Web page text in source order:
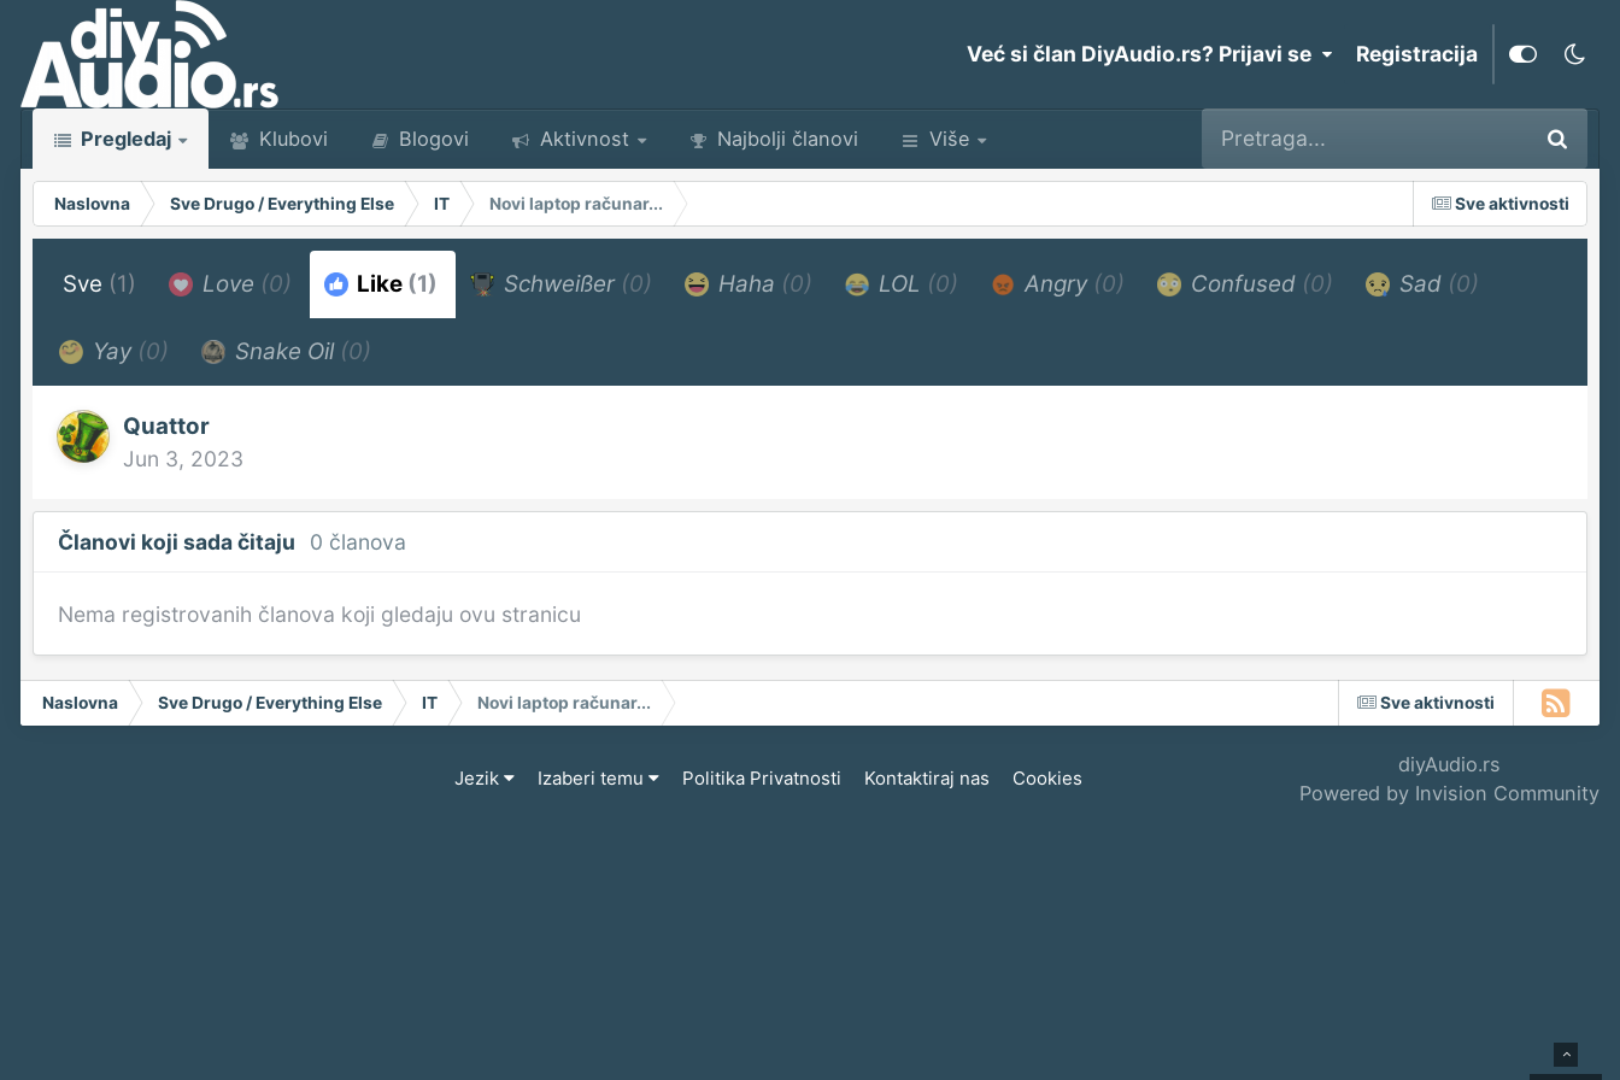
Već si član DiyAudio.rs? Prijavi se Registracija
Pregledaj Klubovi Blogovi Aktivnost Najbolji članovi Više
Sve aktivnosti
Naslovna Sve Drugo / Everything Else IT Novi laptop računar...
Sve (1) Love (0) Like (1) Schweißer (0) Haha (0) LOL (0) Angry (0) Confused (0) Sad (0)
Yay (0) Snake Oil (0)
Quattor
Jun 3, 2023
Članovi koji sada čitaju 0 članova
Nema registrovanih članova koji gledaju ovu stranicu
Sve aktivnosti
Naslovna Sve Drugo / Everything Else IT Novi laptop računar...
Jezik Izaberi temu Politika Privatnosti Kontaktiraj nas Cookies
diyAudio.rs
Powered by Invision Community